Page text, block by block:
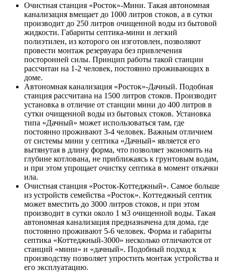
Очистная станция «Росток»-Мини. Такая автономная
канализация вмещает до 1000 литров стоков, а в сутки
производит до 250 литров очищенной воды из бытовой
жидкости. Габариты септика-мини и легкий
полиэтилен, из которого он изготовлен, позволяют
провести монтаж резервуара без привлечения
посторонней силы. Принцип работы такой станции
рассчитан на 1-2 человек, постоянно проживающих в
доме.
Автономная канализация «Росток»-Дачный. Подобная
станция рассчитана на 1500 литров стоков. Производит
установка в отличие от станции мини до 400 литров в
сутки очищенной воды из бытовых стоков. Установка
типа «Дачный» может использоваться там, где
постоянно проживают 3-4 человек. Важным отличием
от системы мини у септика «Дачный» является его
вытянутая в длину форма, что позволяет экономить на
глубине котлована, не приближаясь к грунтовым водам,
и при этом упрощает очистку септика в момент откачки
ила.
Очистная станция «Росток-Коттеджный». Самое больше
из устройств семейства «Росток». Коттеджный септик
может вместить до 3000 литров стоков, и при этом
производит в сутки около 1 м3 очищенной воды. Такая
автономная канализация предназначена для дома, где
постоянно проживают 5-6 человек. Форма и габариты
септика «Коттеджный-3000» несколько отличаются от
станций «мини» и «дачный». Подобный подход к
производству позволяет упростить монтаж устройства и
его эксплуатацию.